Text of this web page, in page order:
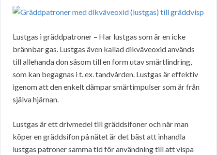
Lustgas i gräddpatroner – Har lustgas som är en icke
brännbar gas. Lustgas även kallad dikväveoxid används
till allehanda don såsom till en form utav smärtlindring,
som kan begagnas i t. ex. tandvården. Lustgas är effektiv
igenom att den enkelt dämpar smärtimpulser som är från
själva hjärnan.
Lustgas är ett drivmedel till gräddsifoner och när man
köper en gräddsifon på nätet är det bäst att inhandla
lustgas patroner samma tid för användning till att vispa